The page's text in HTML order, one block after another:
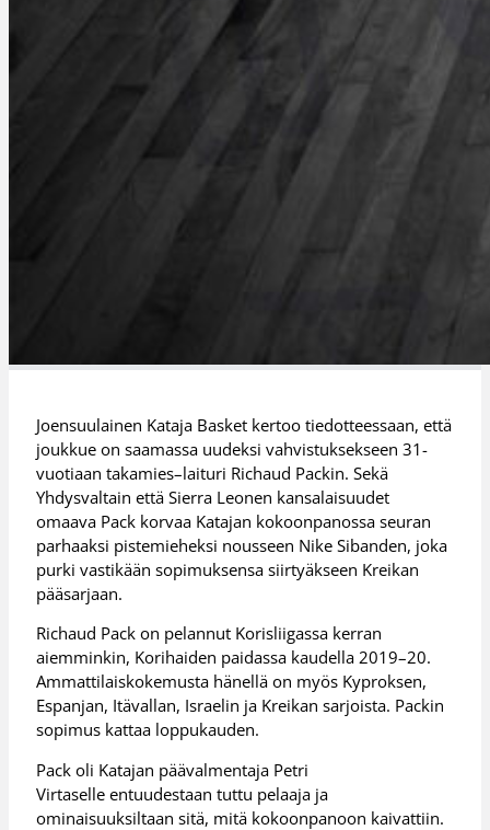
Joensuulainen Kataja Basket kertoo tiedotteessaan, että
joukkue on saamassa uudeksi vahvistuksekseen 31-
vuotiaan takamies–laituri Richaud Packin. Sekä
Yhdysvaltain että Sierra Leonen kansalaisuudet
omaava Pack korvaa Katajan kokoonpanossa seuran
parhaaksi pistemieheksi nousseen Nike Sibanden, joka
purki vastikään sopimuksensa siirtyäkseen Kreikan
pääsarjaan.
Richaud Pack on pelannut Korisliigassa kerran
aiemminkin, Korihaiden paidassa kaudella 2019–20.
Ammattilaiskokemusta hänellä on myös Kyproksen,
Espanjan, Itävallan, Israelin ja Kreikan sarjoista. Packin
sopimus kattaa loppukauden.
Pack oli Katajan päävalmentaja Petri
Virtaselle entuudestaan tuttu pelaaja ja
ominaisuuksiltaan sitä, mitä kokoonpanoon kaivattiin.